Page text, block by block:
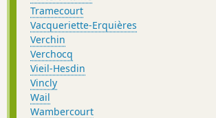
Tramecourt
Vacqueriette-Erquières
Verchin
Verchocq
Vieil-Hesdin
Vincly
Wail
Wambercourt